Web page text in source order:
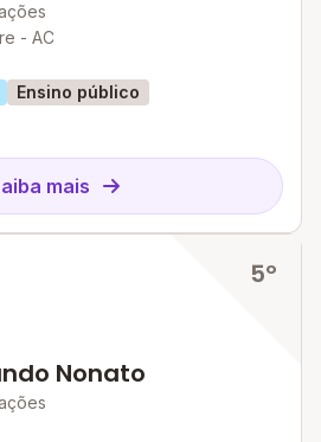
- AC
Ensino público
mais
5º
Nonato